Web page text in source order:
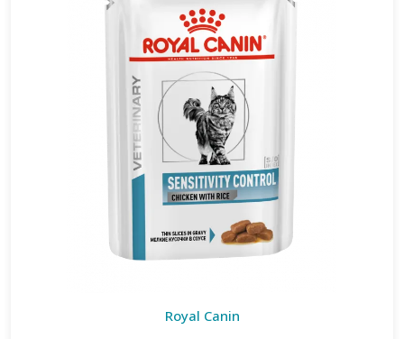
Royal Canin